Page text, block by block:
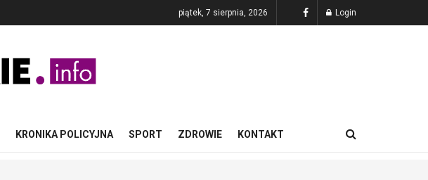
piątek, 7 sierpnia, 2026 Login
KRONIKA POLICYJNA SPORT ZDROWIE KONTAKT